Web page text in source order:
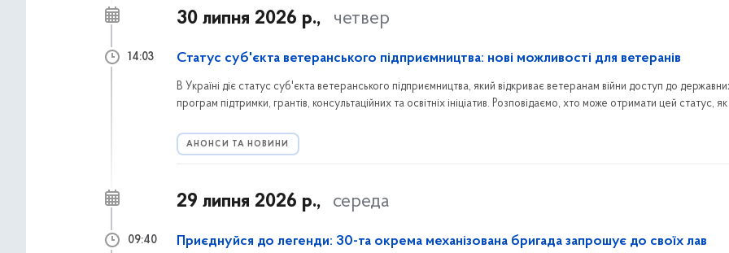
30 липня 2026 р., четвер
Статус суб'єкта ветеранського підприємництва: нові можливості для ветеранів
В Україні діє статус суб'єкта ветеранського підприємництва, який відкриває ветеранам війни доступ до
програм підтримки, грантів, консультаційних та освітніх ініціатив. Розповідаємо, хто може отримати цей статус,
АНОНСИ ТА НОВИНИ
14:03
29 липня 2026 р., середа
Приєднуйся до легенди: 30-та окрема механізована бригада запрошує до своїх лав
09:40